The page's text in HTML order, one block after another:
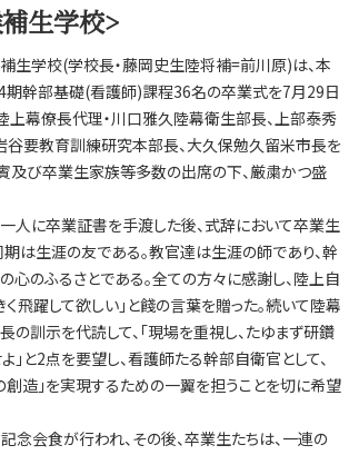
生学校>
生学校(学校長・藤岡史生陸将補=前川原)は、本
期幹部基礎(看護師)課程36名の卒業式を7月29日
上幕僚長代理・川口雅久陸幕衛生部長、上部泰秀
谷要教育訓練研究本部長、大久保勉久留米市長を
及び卒業生家族等多数の出席の下、厳粛かつ盛
に卒業証書を手渡した後、式辞において卒業生
期は生涯の友である。教官達は生涯の師であり、幹
のふるさとである。全ての方々に感謝し、陸上自
飛躍して欲しい」と餞の言葉を贈った。続いて陸幕
訓示を代読して、「現場を重視し、たゆまず研鑽
よ」と2点を要望し、看護師たる幹部自衛官として、
創造」を実現するための一翼を担うことを切に希望
念会食が行われ、その後、卒業生たちは、一連の